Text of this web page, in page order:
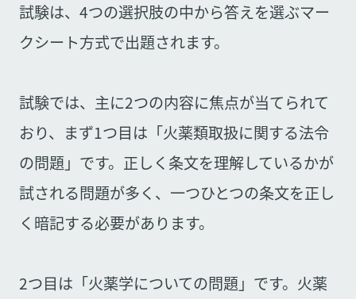
試験は、4つの選択肢の中から答えを選ぶマー
クシート方式で出題されます。
試験では、主に2つの内容に焦点が当てられて
おり、まず1つ目は「火薬類取扱に関する法令
の問題」です。正しく条文を理解しているかが
試される問題が多く、一つひとつの条文を正し
く暗記する必要があります。
2つ目は「火薬学についての問題」です。火薬